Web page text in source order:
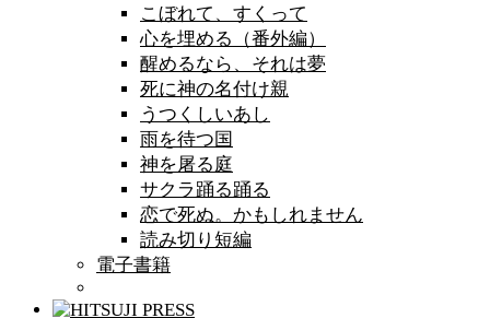
こぼれて、すくって
心を埋める（番外編）
醒めるなら、それは夢
死に神の名付け親
うつくしいあし
雨を待つ国
神を屠る庭
サクラ踊る踊る
恋で死ぬ。かもしれません
読み切り短編
電子書籍